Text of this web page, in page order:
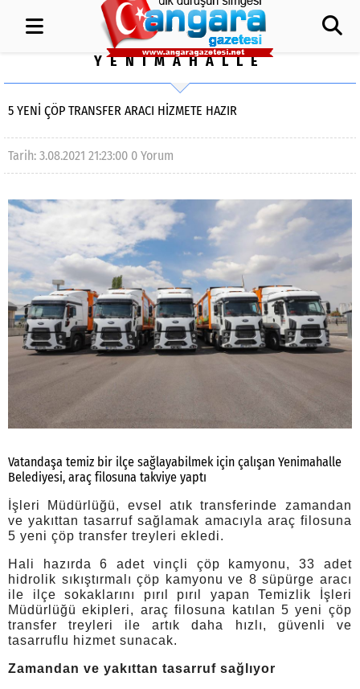
YENİMAHALLE
5 YENI ÇÖP TRANSFER ARACI HIZMETE HAZIR
Tarih: 3.08.2021 21:23:00 0 Yorum
Vatandaşa temiz bir ilçe sağlayabilmek için çalışan Yenimahalle
Belediyesi, araç filosuna takviye yaptı
İşleri Müdürlüğü, evsel atık transferinde zamandan
ve yakıttan tasarruf sağlamak amacıyla araç filosuna
5 yeni çöp transfer treyleri ekledi.
Hali hazırda 6 adet vinçli çöp kamyonu, 33 adet
hidrolik sıkıştırmalı çöp kamyonu ve 8 süpürge aracı
ile ilçe sokaklarını pırıl pırıl yapan Temizlik İşleri
Müdürlüğü ekipleri, araç filosuna katılan 5 yeni çöp
transfer treyleri ile artık daha hızlı, güvenli ve
tasarruflu hizmet sunacak.
Zamandan ve yakıttan tasarruf sağlıyor